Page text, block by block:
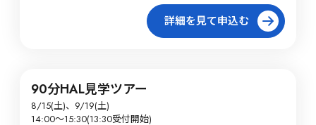
詳細を見て申込む
90分HAL見学ツアー
8/15(土)、9/19(土)
14:00～15:30(13:30受付開始)